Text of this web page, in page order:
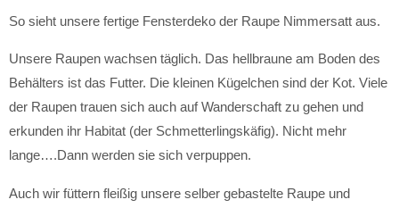
So sieht unsere fertige Fensterdeko der Raupe Nimmersatt aus.
Unsere Raupen wachsen täglich. Das hellbraune am Boden des
Behälters ist das Futter. Die kleinen Kügelchen sind der Kot. Viele
der Raupen trauen sich auch auf Wanderschaft zu gehen und
erkunden ihr Habitat (der Schmetterlingskäfig). Nicht mehr
lange….Dann werden sie sich verpuppen.
Auch wir füttern fleißig unsere selber gebastelte Raupe und